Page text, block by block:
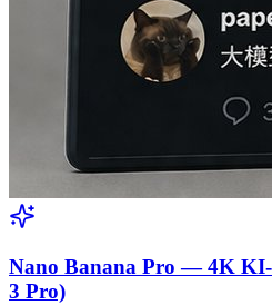
Nano Banana Pro — 4K
3 Pro)